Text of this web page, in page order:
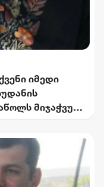
იმედი
მიჯაჭვულ